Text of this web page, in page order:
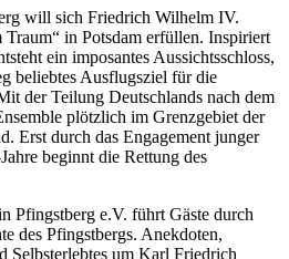
will sich Friedrich Wilhelm IV.
Traum“ in Potsdam erfüllen. Inspiriert
ein imposantes Aussichtsschloss,
beliebtes Ausflugsziel für die
der Teilung Deutschlands nach dem
plötzlich im Grenzgebiet der
Erst durch das Engagement junger
beginnt die Rettung des
Pfingstberg e.V. führt Gäste durch
des Pfingstbergs. Anekdoten,
Selbsterlebtes um Karl Friedrich